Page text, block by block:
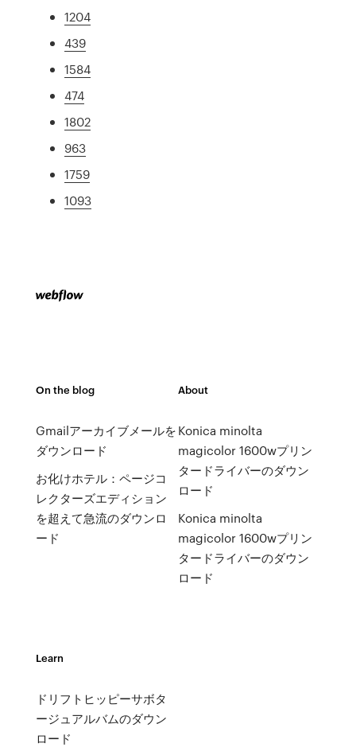
1204
439
1584
474
1802
963
1759
1093
On the blog
Gmailアーカイブメールを
ダウンロード
お化けホテル：ページコ
レクターズエディション
を超えて急流のダウンロ
ード
About
Konica minolta
magicolor 1600wプリン
タードライバーのダウン
ロード
Konica minolta
magicolor 1600wプリン
タードライバーのダウン
ロード
Learn
ドリフトヒッピーサボタ
ージュアルバムのダウン
ロード